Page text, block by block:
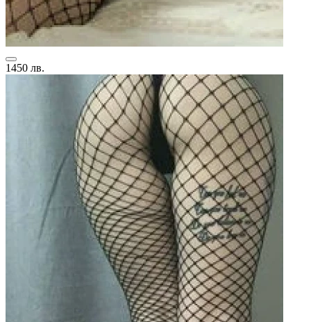
1450 лв.